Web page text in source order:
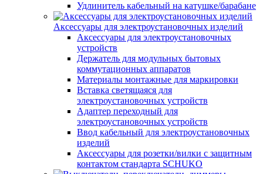
Удлинитель кабельный на катушке/барабане
Аксессуары для электроустановочных изделий
Аксессуары для электроустановочных
устройств
Держатель для модульных бытовых
коммутационных аппаратов
Материалы монтажные для маркировки
Вставка светящаяся для
электроустановочных устройств
Адаптер переходный для
электроустановочных устройств
Ввод кабельный для электроустановочных
изделий
Аксессуары для розетки/вилки с защитным
контактом стандарта SCHUKO